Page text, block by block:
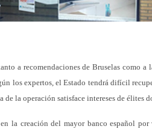
a recomendaciones de Bruselas como a
los expertos, el Estado tendrá difícil
la operación satisface intereses de élites
la creación del mayor banco español